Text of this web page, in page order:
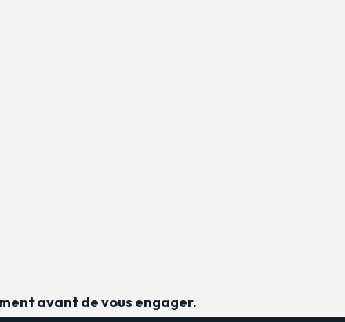
avant de vous engager.